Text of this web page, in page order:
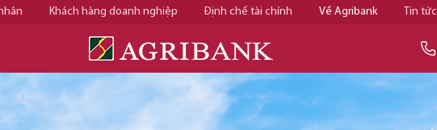
Khách hàng doanh nghiệp Định chế tài chính Về Agribank Tin tức